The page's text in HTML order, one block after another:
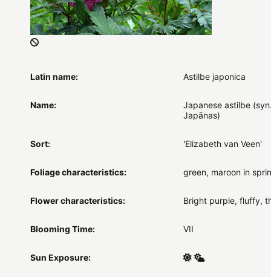
Latin name: Astilbe japonica
Name:
Japanese astilbe
Japānas)
Sort: 'Elizabeth van Veen'
Foliage characteristics: green, maroon in
Flower characteristics: Bright purple, fluffy,
Blooming Time: VII
Sun Exposure: